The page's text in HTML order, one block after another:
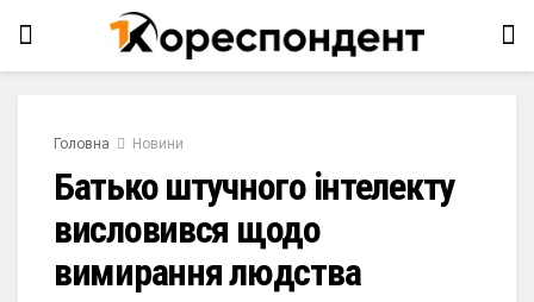
Головна Новини
Батько штучного інтелекту
висловився щодо
вимирання людства